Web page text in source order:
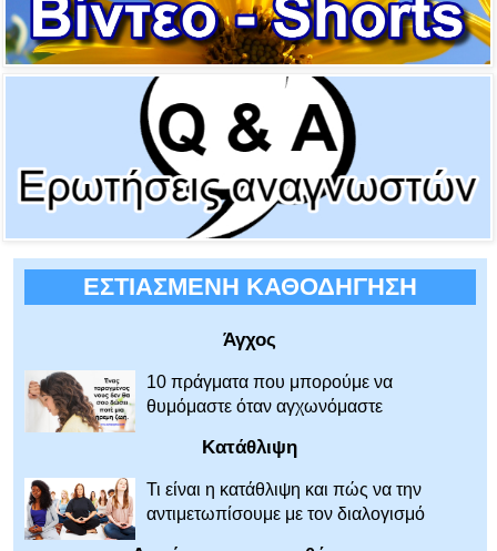
ΕΣΤΙΑΣΜΕΝΗ ΚΑΘΟΔΗΓΗΣΗ
Άγχος
10 πράγματα που μπορούμε να
θυμόμαστε όταν αγχωνόμαστε
Κατάθλιψη
Τι είναι η κατάθλιψη και πώς να την
αντιμετωπίσουμε με τον διαλογισμό